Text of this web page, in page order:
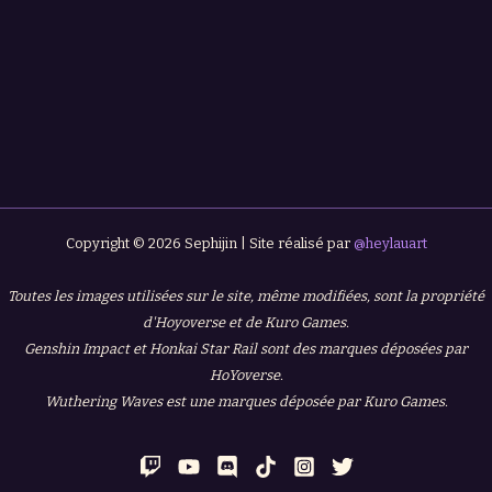
Copyright © 2026 Sephijin | Site réalisé par @heylauart
Toutes les images utilisées sur le site, même modifiées, sont la propriété
d'Hoyoverse et de Kuro Games.
Genshin Impact et Honkai Star Rail sont des marques déposées par
HoYoverse.
Wuthering Waves est une marques déposée par Kuro Games.